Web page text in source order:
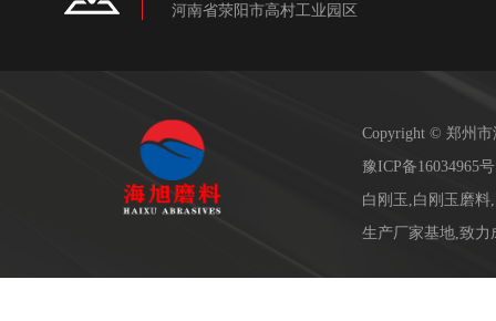
河南省荥阳市高村工业园区
Copyright © 郑州
豫ICP备16034965号
白刚玉,白刚玉磨
生产厂家基地,致力